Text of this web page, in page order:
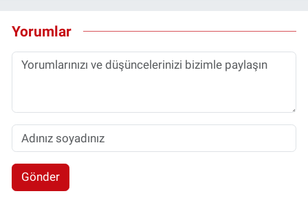
Yorumlar
Gönder